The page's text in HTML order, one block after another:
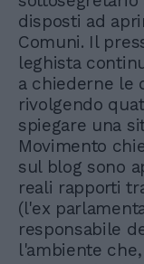
disposti ad
Comuni. Il
leghista
a chiederne le
rivolgendo
spiegare una
Movimento
sul blog sono
reali rapporti
(l'ex
responsabile
l'ambiente